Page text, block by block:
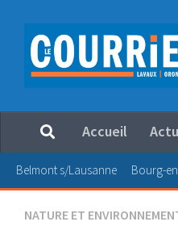
Au dessous du contenu
Accueil
Belmont s/Lausanne Bourg-
NATURE ET